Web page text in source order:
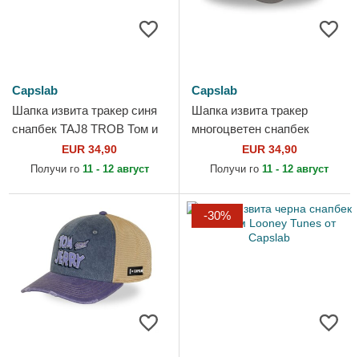
Capslab
Шапка извита тракер синя
снапбек TAJ8 TROB Том и
Джери Looney Tunes от
Capslab
EUR 34,90
Получи го 11 - 12 август
Capslab
Шапка извита тракер
многоцветен снапбек
LOO11 WHA Бъгс Бъни
Looney Tunes от Capslab
EUR 34,90
Получи го 11 - 12 август
-30%